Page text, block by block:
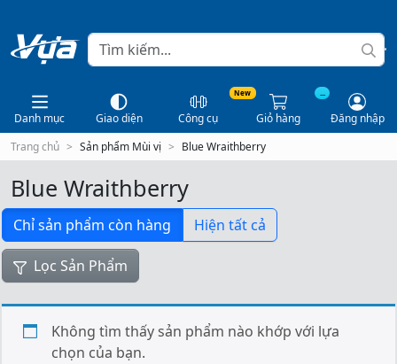
Danh mục Giao diện
New
Công cụ
...
Giỏ hàng
Đăng nhập
Trang chủ
Sản phẩm Mùi vị Blue Wraithberry
Blue Wraithberry
Chỉ sản phẩm còn hàng Hiện tất cả
Lọc Sản Phẩm
Không tìm thấy sản phẩm nào khớp với lựa
chọn của bạn.